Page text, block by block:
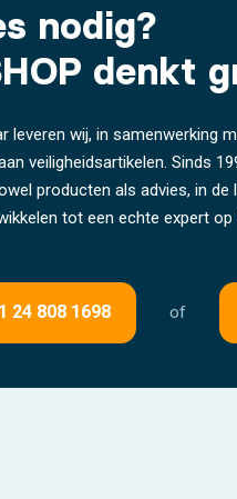
nodig?
denkt
leveren wij, in samenwerking
veiligheidsartikelen. Sinds
producten als advies, in de
tot een echte expert op
24 808 1698 of